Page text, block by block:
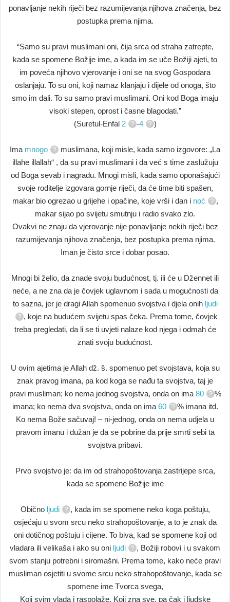
ponavljanje nekih riječi bez razumijevanja njihova značenja, bez
postupka prema njima.
“Samo su pravi muslimani oni, čija srca od straha zatrepte,
kada se spomene Božije ime, a kada im se uče Božiji ajeti, to
im poveća njihovo vjerovanje i oni se na svog Gospodara
oslanjaju. To su oni, koji namaz klanjaju i dijele od onoga, što
smo im dali. To su samo pravi muslimani. Oni kod Boga imaju
visoki stepen, oprost i časne blagodati.”
(Suretul-Enfal 2 -4 )
Ima mnogo
muslimana, koji misle, kada samo izgovore: „La
illahe illallah“ , da su pravi muslimani i da već s time zaslužuju
od Boga sevab i nagradu. Mnogi misli, kada samo oponašajući
svoje roditelje izgovara gornje riječi, da će time biti spašen,
makar bio ogrezao u grijehe i opačine, koje vrši i dan i noć
,
makar sijao po svijetu smutnju i radio svako zlo.
Ovakvi ne znaju da vjerovanje nije ponavljanje nekih riječi bez
razumijevanja njihova značenja, bez postupka prema njima.
Iman je čisto srce i dobar posao.
Mnogi bi želio, da znade svoju budućnost, tj. ili će u Džennet ili
neće, a ne zna da je čovjek uglavnom i sada u mogućnosti da
to sazna, jer je dragi Allah spomenuo svojstva i djela onih ljudi
, koje na budućem svijetu spas čeka. Prema tome, čovjek
treba pregledati, da li se ti uvjeti nalaze kod njega i odmah će
znati svoju budućnost.
U ovim ajetima je Allah dž. š. spomenuo pet svojstava, koja su
znak pravog imana, pa kod koga se nađu ta svojstva, taj je
pravi musliman; ko nema jednog svojstva, onda on ima 80
%
imana; ko nema dva svojstva, onda on ima 60
% imana itd.
Ko nema Bože sačuvaj! – ni-jednog, onda on nema udjela u
pravom imanu i dužan je da se pobrine da prije smrti sebi ta
svojstva pribavi.
Prvo svojstvo je: da im od strahopoštovanja zastrijepe srca,
kada se spomene Božije ime
Obično ljudi
, kada im se spomene neko koga poštuju,
osjećaju u svom srcu neko strahopoštovanje, a to je znak da
oni dotičnog poštuju i cijene. To biva, kad se spomene koji od
vladara ili velikaša i ako su oni ljudi
, Božiji robovi i u svakom
svom stanju potrebni i siromašni. Prema tome, kako neće pravi
musliman osjetiti u svome srcu neko strahopoštovanje, kada se
spomene ime Tvorca svega,
Koji svim vlada i raspolaže, Koji zna sve, pa čak i ljudske